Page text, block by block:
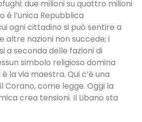
due milioni su quattro milioni
è l’unica Repubblica
ogni cittadino si può sentire a
altre nazioni non succede; i
a seconda delle fazioni di
simbolo religioso domina
la via maestra. Qui c’è una
Corano, come legge. Oggi la
crea tensioni. Il Libano sta